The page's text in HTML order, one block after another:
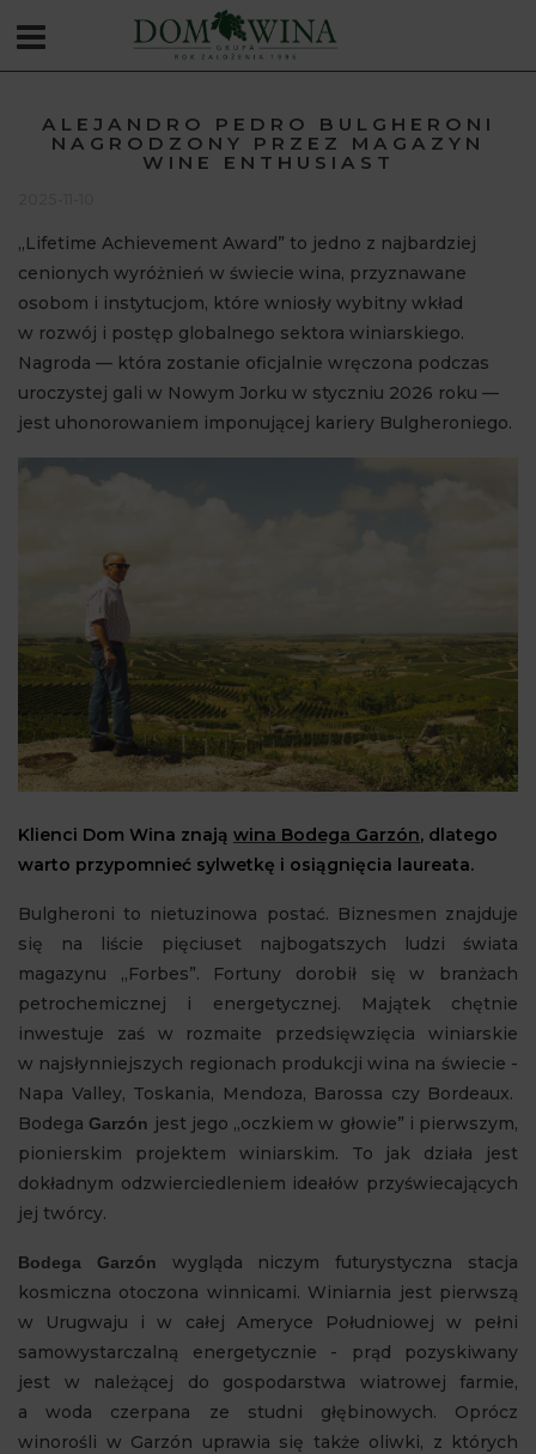
ALEJANDRO PEDRO BULGHERONI
NAGRODZONY PRZEZ MAGAZYN
WINE ENTHUSIAST
„Lifetime Achievement Award” to jedno z najbardziej
cenionych wyróżnień w świecie wina, przyznawane
osobom i instytucjom, które wniosły wybitny wkład
w rozwój i postęp globalnego sektora winiarskiego.
Nagroda — która zostanie oficjalnie wręczona podczas
uroczystej gali w Nowym Jorku w styczniu 2026 roku —
jest uhonorowaniem imponującej kariery Bulgheroniego.
Klienci Dom Wina znają wina Bodega Garzón, dlatego
warto przypomnieć sylwetkę i osiągnięcia laureata.
Bulgheroni to nietuzinowa postać. Biznesmen znajduje
się na liście pięciuset najbogatszych ludzi świata
magazynu „Forbes”. Fortuny dorobił się w branżach
petrochemicznej i energetycznej. Majątek chętnie
inwestuje zaś w rozmaite przedsięwzięcia winiarskie
w najsłynniejszych regionach produkcji wina na świecie -
Napa Valley, Toskania, Mendoza, Barossa czy Bordeaux.
Bodega Garzón jest jego „oczkiem w głowie” i pierwszym,
pionierskim projektem winiarskim. To jak działa jest
dokładnym odzwierciedleniem ideałów przyświecających
jej twórcy.
Bodega Garzón wygląda niczym futurystyczna stacja
kosmiczna otoczona winnicami. Winiarnia jest pierwszą
w Urugwaju i w całej Ameryce Południowej w pełni
samowystarczalną energetycznie - prąd pozyskiwany
jest w należącej do gospodarstwa wiatrowej farmie,
a woda czerpana ze studni głębinowych. Oprócz
winorośli w Garzón uprawia się także oliwki, z których